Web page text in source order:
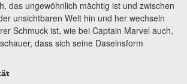
das ungewöhnlich mächtig ist und zwischen
unsichtbaren Welt hin und her wechseln
Schmuck ist, wie bei Captain Marvel auch,
dass sich seine Daseinsform